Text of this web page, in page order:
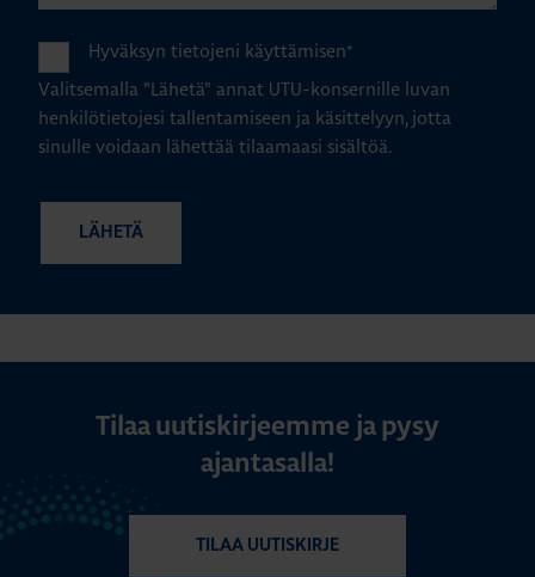
Hyväksyn tietojeni käyttämisen*
Valitsemalla "Lähetä" annat UTU-konsernille luvan
henkilötietojesi tallentamiseen ja käsittelyyn, jotta
sinulle voidaan lähettää tilaamaasi sisältöä.
Tilaa uutiskirjeemme ja pysy
ajantasalla!
TILAA UUTISKIRJE